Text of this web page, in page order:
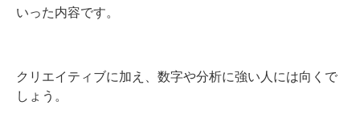
いった内容です。
クリエイティブに加え、数字や分析に強い人には向くで
しょう。